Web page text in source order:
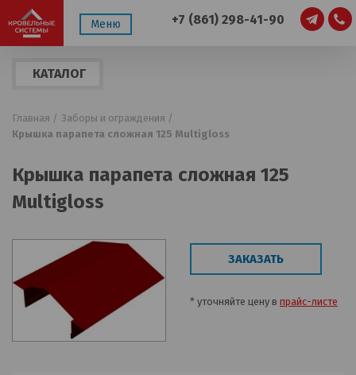
Меню +7 (861) 298-41-90
КАТАЛОГ
Главная / Заборы и ограждения /
Крышка парапета сложная 125 Multigloss
Крышка парапета сложная 125
Multigloss
ЗАКАЗАТЬ
* уточняйте цену в прайс-листе